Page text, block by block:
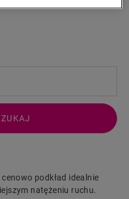
podkład idealnie
natężeniu ruchu.